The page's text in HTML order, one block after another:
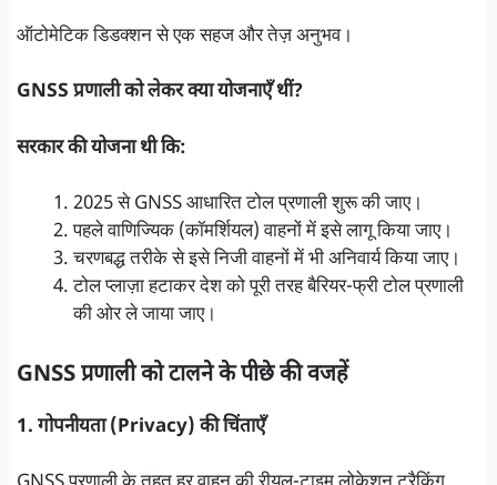
ऑटोमेटिक डिडक्शन से एक सहज और तेज़ अनुभव।
GNSS प्रणाली को लेकर क्या योजनाएँ थीं?
सरकार की योजना थी कि:
2025 से GNSS आधारित टोल प्रणाली शुरू की जाए।
पहले वाणिज्यिक (कॉमर्शियल) वाहनों में इसे लागू किया जाए।
चरणबद्ध तरीके से इसे निजी वाहनों में भी अनिवार्य किया जाए।
टोल प्लाज़ा हटाकर देश को पूरी तरह बैरियर-फ्री टोल प्रणाली
की ओर ले जाया जाए।
GNSS प्रणाली को टालने के पीछे की वजहें
1. गोपनीयता (Privacy) की चिंताएँ